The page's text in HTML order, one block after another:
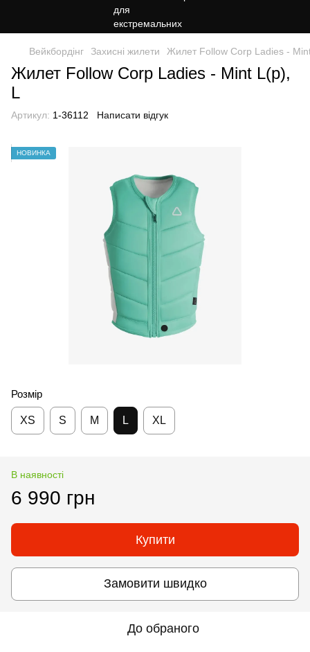
Вейкбордінг Захисні жилети Жилет Follow Corp Ladies -
Жилет Follow Corp Ladies - Mint L(р),
L
Артикул: 1-36112 Написати відгук
НОВИНКА
Розмір
XS S M L XL
В наявності
6 990 грн
Купити
Замовити швидко
До обраного